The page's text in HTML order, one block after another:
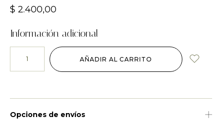
$ 2.400,00
Información adicional
AÑADIR AL CARRITO
Opciones de envíos